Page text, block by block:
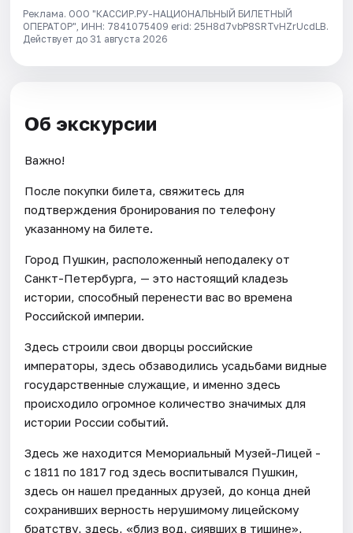
Реклама. ООО "КАССИР.РУ-НАЦИОНАЛЬНЫЙ БИЛЕТНЫЙ
ОПЕРАТОР", ИНН: 7841075409 erid: 25H8d7vbP8SRTvHZrUcdLB.
Действует до 31 августа 2026
Об экскурсии
Важно!
После покупки билета, свяжитесь для
подтверждения бронирования по телефону
указанному на билете.
Город Пушкин, расположенный неподалеку от
Санкт-Петербурга, — это настоящий кладезь
истории, способный перенести вас во времена
Российской империи.
Здесь строили свои дворцы российские
императоры, здесь обзаводились усадьбами видные
государственные служащие, и именно здесь
происходило огромное количество значимых для
истории России событий.
Здесь же находится Мемориальный Музей-Лицей -
с 1811 по 1817 год здесь воспитывался Пушкин,
здесь он нашел преданных друзей, до конца дней
сохранивших верность нерушимому лицейскому
братству, здесь, «близ вод, сиявших в тишине»,